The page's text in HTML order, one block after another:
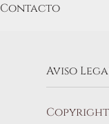
Contacto
Aviso
Copyright